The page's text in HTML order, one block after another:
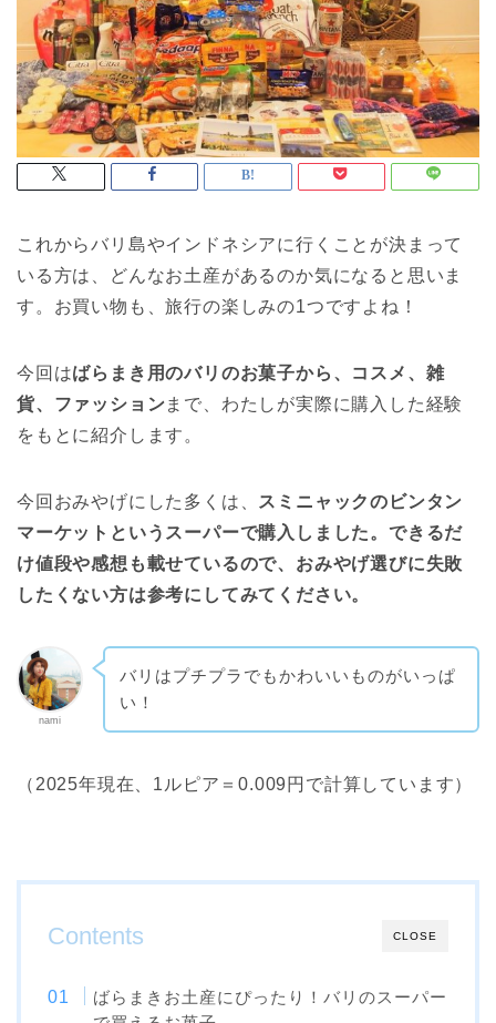
これからバリ島やインドネシアに行くことが決まって
いる方は、どんなお土産があるのか気になると思いま
す。お買い物も、旅行の楽しみの1つですよね！
今回はばらまき用のバリのお菓子から、コスメ、雑
貨、ファッションまで、わたしが実際に購入した経験
をもとに紹介します。
今回おみやげにした多くは、 スミニャックのビンタン
マーケットというスーパーで購入しました。できるだ
け値段や感想も載せているので、おみやげ選びに失敗
したくない方は参考にしてみてください。
nami
バリはプチプラでもかわいいものがいっぱ
い！
（2025年現在、1ルピア＝0.009円で計算しています）
CLOSE
Contents
ばらまきお土産にぴったり！バリのスーパー